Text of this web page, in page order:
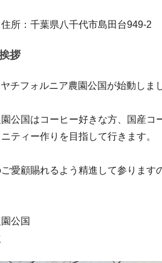
所：千葉県八千代市島田台949-2
拶
チフォルニア農園公国が始動しま
公国はコーヒー好きな方、国産コ
ティー作りを目指して行きます。
愛顧賜れるよう精進して参ります
公国